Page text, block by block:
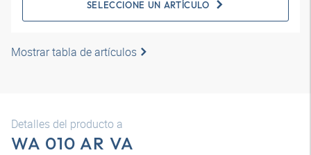
SELECCIONE UN ARTÍCULO
Mostrar tabla de artículos
Detalles del producto a
WA 010 AR VA